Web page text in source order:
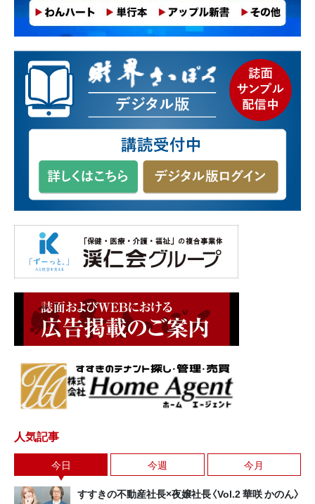
人気記事
今日 今週 今月
すすきの不動産社長×夜嬢社長〈Vol.2 華咲 かのん〉